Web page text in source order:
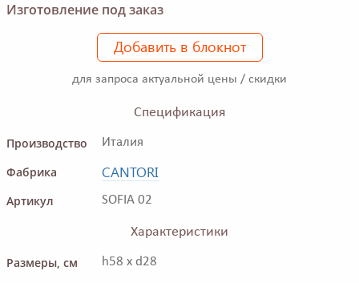
Изготовление под заказ
Добавить в блокнот
для запроса актуальной цены / скидки
Спецификация
Производство
Италия
Фабрика CANTORI
Артикул SOFIA 02
Характеристики
Размеры, см
h58 x d28